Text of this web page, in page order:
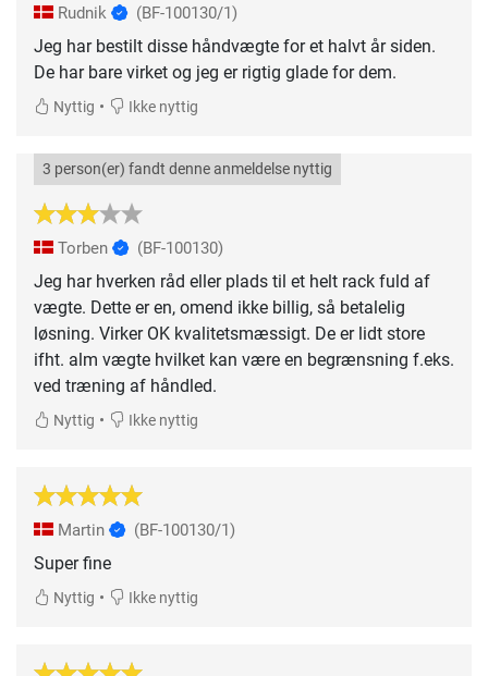
Rudnik (BF-100130/1)
Jeg har bestilt disse håndvægte for et halvt år siden.
De har bare virket og jeg er rigtig glade for dem.
Nyttig • Ikke nyttig
3 person(er) fandt denne anmeldelse nyttig
Torben (BF-100130)
Jeg har hverken råd eller plads til et helt rack fuld af
vægte. Dette er en, omend ikke billig, så betalelig
løsning. Virker OK kvalitetsmæssigt. De er lidt store
ifht. alm vægte hvilket kan være en begrænsning f.eks.
ved træning af håndled.
Nyttig • Ikke nyttig
Martin (BF-100130/1)
Super fine
Nyttig • Ikke nyttig